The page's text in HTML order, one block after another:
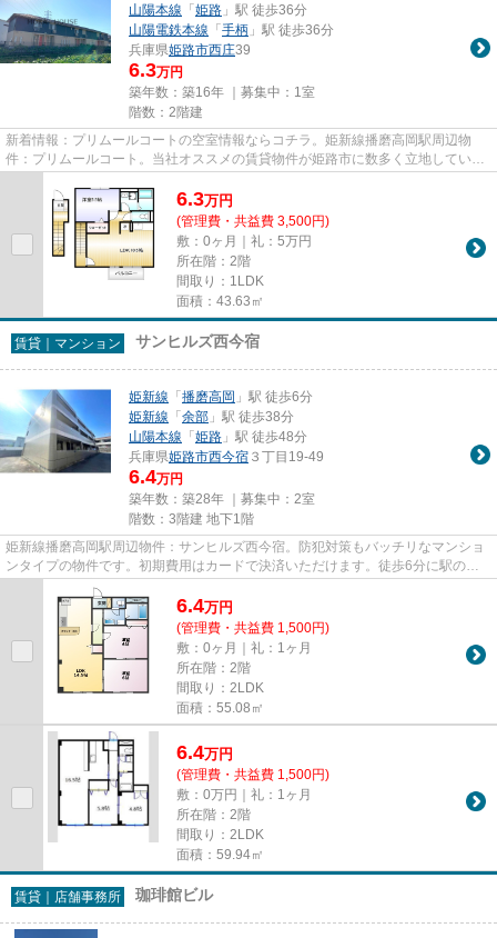
山陽本線 「姫路 」駅 徒歩36分
山陽電鉄本線 「手柄 」駅 徒歩36分
兵庫県姫路市西庄39
6.3万円
築年数：築16年 ｜募集中： 1室
階数：2階建
新着情報：プリムールコートの空室情報ならコチラ。姫新線播磨高岡駅周辺物
件：プリムールコート。当社オススメの賃貸物件が姫路市に数多く立地していま
す。多種多様な物件を取り扱っ...
6.3万円
(管理費・共益費 3,500円)
敷：0ヶ月｜礼：5万円
所在階：2階
間取り：1LDK
面積：43.63㎡
賃貸｜マンション サンヒルズ西今宿
姫新線 「播磨高岡 」駅 徒歩6分
姫新線 「余部 」駅 徒歩38分
山陽本線 「姫路 」駅 徒歩48分
兵庫県姫路市西今宿 ３丁目19-49
6.4万円
築年数：築28年 ｜募集中： 2室
階数：3階建 地下1階
姫新線播磨高岡駅周辺物件：サンヒルズ西今宿。防犯対策もバッチリなマンショ
ンタイプの物件です。初期費用はカードで決済いただけます。徒歩6分に駅のあ
る、ニーズの高い物件です。当...
6.4万円
(管理費・共益費 1,500円)
敷：0ヶ月｜礼：1ヶ月
所在階：2階
間取り：2LDK
面積：55.08㎡
6.4万円
(管理費・共益費 1,500円)
敷：0万円｜礼：1ヶ月
所在階：2階
間取り：2LDK
面積：59.94㎡
賃貸｜店舗事務所 珈琲館ビル